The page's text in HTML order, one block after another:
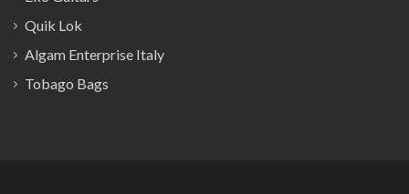
Quik Lok
Algam Enterprise Italy
Tobago Bags